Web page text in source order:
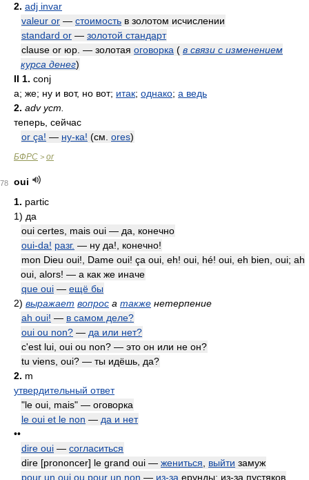
2. adj invar
valeur or — стоимость в золотом исчислении
standard or — золотой стандарт
clause or юр. — золотая оговорка ( в связи с изменением
курса денег)
II 1. conj
а; же; ну и вот, но вот; итак; однако; а ведь
2. adv уст.
теперь, сейчас
or ça! — ну-ка! (см. ores)
БФРС > or
78
oui
1. partic
1) да
oui certes, mais oui — да, конечно
oui-da! разг. — ну да!, конечно!
mon Dieu oui!, Dame oui! ça oui, eh! oui, hé! oui, eh bien, oui; ah
oui, alors! — а как же иначе
que oui — ещё бы
2) выражает вопрос а также нетерпение
ah oui! — в самом деле?
oui ou non? — да или нет?
c'est lui, oui ou non? — это он или не он?
tu viens, oui? — ты идёшь, да?
2. m
утвердительный ответ
"le oui, mais" — оговорка
le oui et le non — да и нет
••
dire oui — согласиться
dire [prononcer] le grand oui — жениться выйти замуж
pour un oui ou pour un non — из-за ерунды; из-за пустяков